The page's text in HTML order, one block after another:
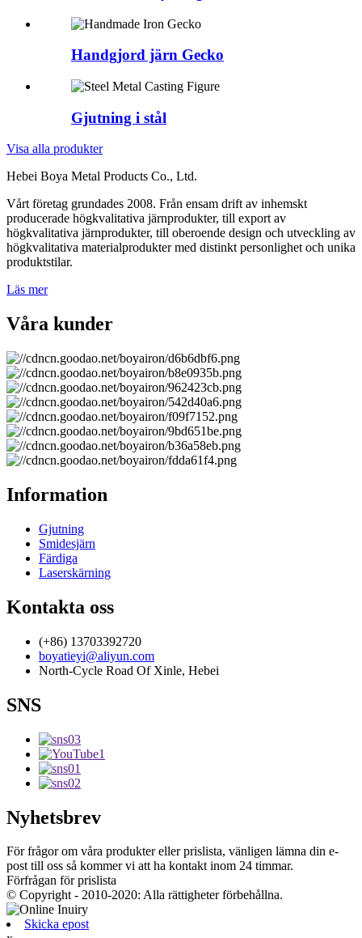
Handgjord järn Gecko
Gjutning i stål
Visa alla produkter
Hebei Boya Metal Products Co., Ltd.
Vårt företag grundades 2008. Från ensam drift av inhemskt
producerade högkvalitativa järnprodukter, till export av
högkvalitativa järnprodukter, till oberoende design och utveckling av
högkvalitativa materialprodukter med distinkt personlighet och unika
produktstilar.
Läs mer
Våra kunder
Information
Gjutning
Smidesjärn
Färdiga
Laserskärning
Kontakta oss
(+86) 13703392720
boyatieyi@aliyun.com
North-Cycle Road Of Xinle, Hebei
SNS
Nyhetsbrev
För frågor om våra produkter eller prislista, vänligen lämna din e-
post till oss så kommer vi att ha kontakt inom 24 timmar.
Förfrågan för prislista
© Copyright - 2010-2020: Alla rättigheter förbehållna.
Skicka epost